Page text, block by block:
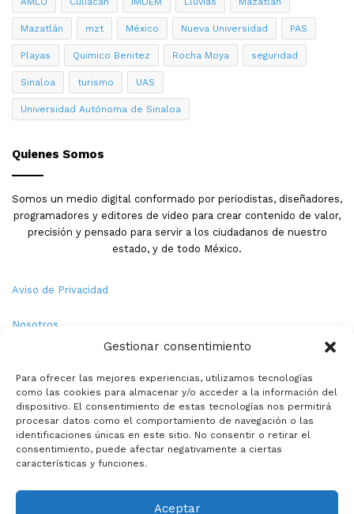
Gestionar consentimiento
Para ofrecer las mejores experiencias, utilizamos tecnologías
como las cookies para almacenar y/o acceder a la información del
dispositivo. El consentimiento de estas tecnologías nos permitirá
procesar datos como el comportamiento de navegación o las
identificaciones únicas en este sitio. No consentir o retirar el
consentimiento, puede afectar negativamente a ciertas
características y funciones.
Aceptar
Mazatlán mzt México Nueva Universidad PAS
Playas Quimico Benitez Rocha Moya seguridad
Sinaloa turismo UAS
Universidad Autónoma de Sinaloa
Quienes Somos
Somos un medio digital conformado por periodistas, diseñadores,
programadores y editores de video para crear contenido de valor,
precisión y pensado para servir a los ciudadanos de nuestro
estado, y de todo México.
Aviso de Privacidad
Nosotros
Política de Cookies
Contacto